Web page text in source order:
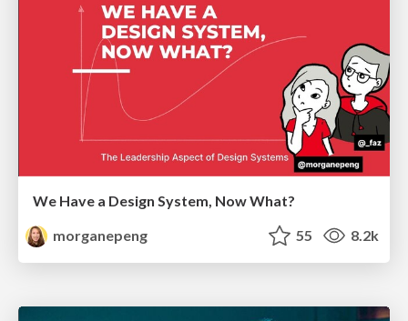
We Have a Design System, Now What?
morganepeng
55 8.2k